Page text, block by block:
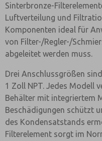
Sinterbronze-
Luftverteilung und
Komponenten ideal für
von Filter-/Regler-/
abgeleitet werden muss.
Drei Anschlussgrößen
1 Zoll NPT. Jedes Modell
Behälter mit integriertem
Beschädigungen schützt
des Kondensatstands
Filterelement sorgt im